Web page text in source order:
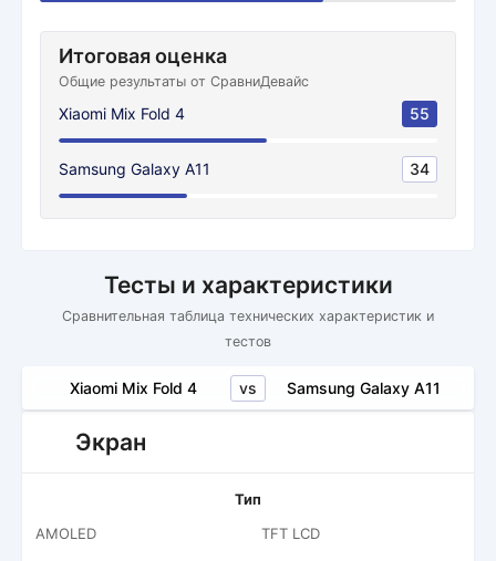
Итоговая оценка
Общие результаты от СравниДевайс
Xiaomi Mix Fold 4 55
Samsung Galaxy A11 34
Тесты и характеристики
Сравнительная таблица технических характеристик и
тестов
Xiaomi Mix Fold 4 vs Samsung Galaxy A11
Экран
Тип
AMOLED
TFT LCD